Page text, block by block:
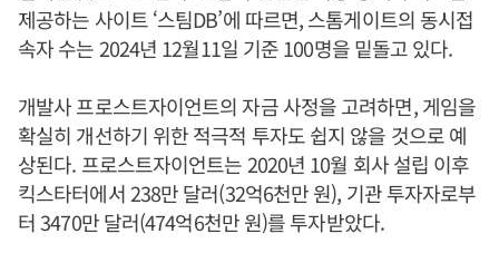
제공하는 사이트 ‘스팀DB’에 따르면, 스톰게이트의 동시접
속자 수는 2024년 12월11일 기준 100명을 밑돌고 있다.
개발사 프로스트자이언트의 자금 사정을 고려하면, 게임을
확실히 개선하기 위한 적극적 투자도 쉽지 않을 것으로 예
상된다. 프로스트자이언트는 2020년 10월 회사 설립 이후
킥스타터에서 238만 달러(32억6천만 원), 기관 투자자로부
터 3470만 달러(474억6천만 원)를 투자받았다.